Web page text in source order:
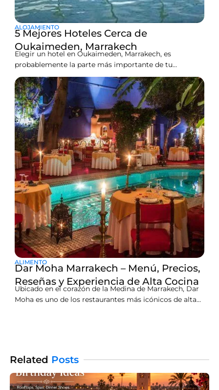
ALOJAMIENTO
5 Mejores Hoteles Cerca de
Oukaimeden, Marrakech
Elegir un hotel en Oukaimeden, Marrakech, es
probablemente la parte más importante de tu
planificación. Si te equivocas, te quedarás atrapado en
una habitación helada con mantas delgadas. Si
aciertas, estarás sentado junto al fuego con un tagine
caliente después de un día en las pistas. Oukaimeden
está a 2,600
ALIMENTO
Dar Moha Marrakech – Menú, Precios,
Reseñas y Experiencia de Alta Cocina
Ubicado en el corazón de la Medina de Marrakech, Dar
Moha es uno de los restaurantes más icónicos de alta
Related Posts